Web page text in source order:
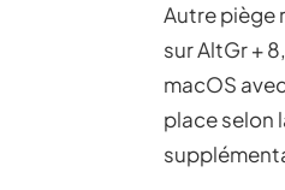
Autre piège
sur AltGr +
macOS
place selon